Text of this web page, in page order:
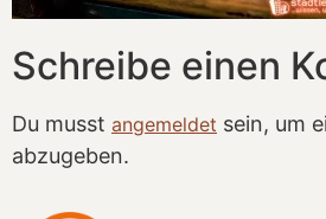
Schreibe einen
Du musst angemeldet sein, um
abzugeben.